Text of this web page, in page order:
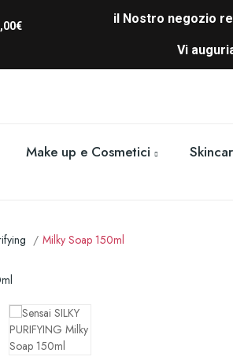
il Nostro negozio
Vi
Make up e Cosmetici
Milky Soap 150ml